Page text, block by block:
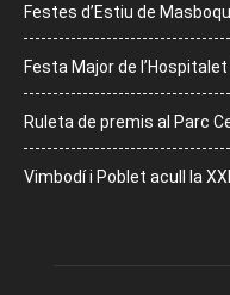
Festes d’Estiu de
Festa Major de l’Hospitalet
Ruleta de premis al Parc
Vimbodí i Poblet acull la